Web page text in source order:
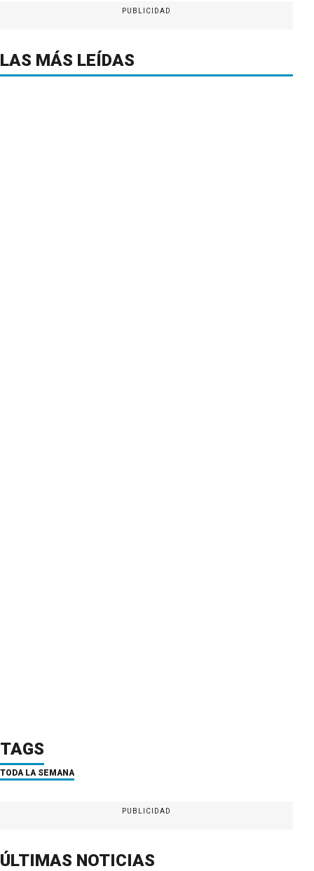
PUBLICIDAD
LAS MÁS LEÍDAS
TAGS
TODA LA SEMANA
PUBLICIDAD
ÚLTIMAS NOTICIAS